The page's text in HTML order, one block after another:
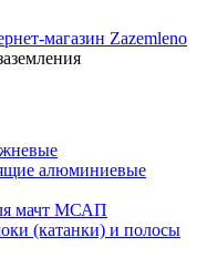
алюминиевые
мачт МСАП
(катанки) и полосы